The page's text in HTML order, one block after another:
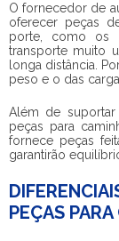
Ofornecedor de
oferecer peças
porte, como os
transporte muito
longa distância.
peso e o das
Além de
peças para
fornece peças
garantirão
PEÇAS